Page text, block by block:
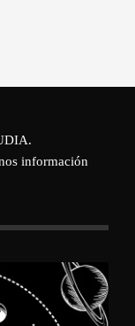
.
información